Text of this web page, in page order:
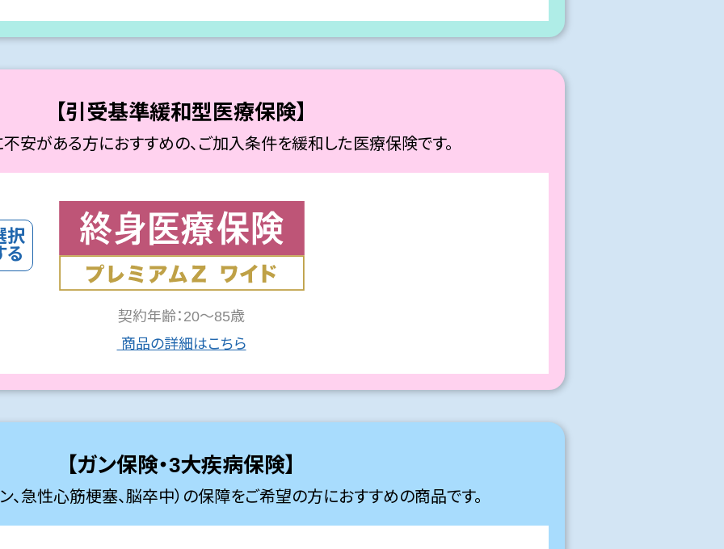
【引受基準緩和型医療保険】
安がある方におすすめの、ご加入条件を緩和した医療保険です。
契約年齢：20～85歳
商品の詳細はこちら
【ガン保険・3大疾病保険】
、急性心筋梗塞、脳卒中）の保障をご希望の方におすすめの商品です。